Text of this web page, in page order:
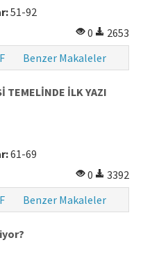
51-92
0
2653
Benzer Makaleler
TEMELİNDE İLK YAZI
61-69
0
3392
Benzer Makaleler